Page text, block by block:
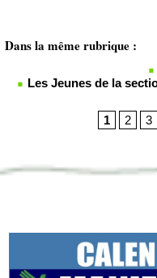
Dans la même rubrique :
Les Jeunes de la
1
2 3